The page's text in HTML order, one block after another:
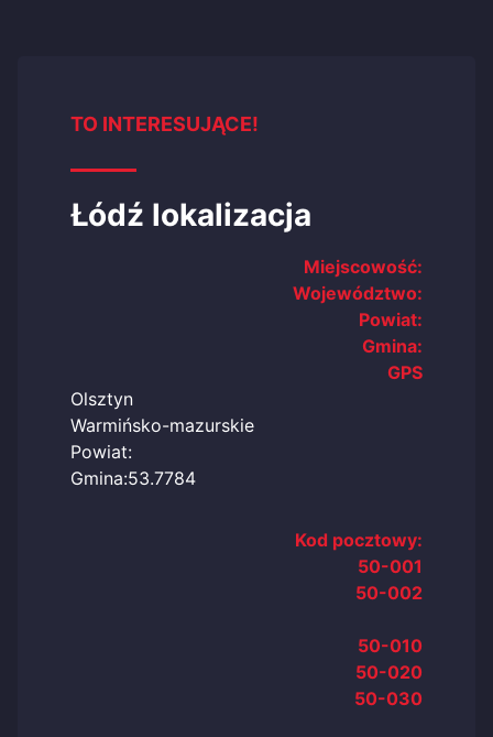
TO INTERESUJĄCE!
Łódź lokalizacja
Miejscowość:
Województwo:
Powiat:
Gmina:
GPS
Olsztyn
Warmińsko-mazurskie
Powiat:
Gmina:53.7784
Kod pocztowy:
50-001
50-002
50-010
50-020
50-030